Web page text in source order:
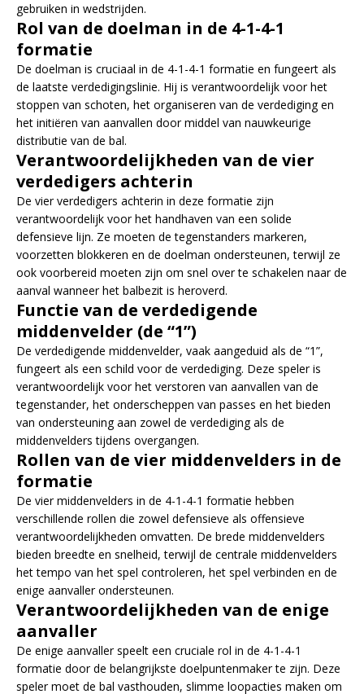
gebruiken in wedstrijden.
Rol van de doelman in de 4-1-4-1
formatie
De doelman is cruciaal in de 4-1-4-1 formatie en fungeert als
de laatste verdedigingslinie. Hij is verantwoordelijk voor het
stoppen van schoten, het organiseren van de verdediging en
het initiëren van aanvallen door middel van nauwkeurige
distributie van de bal.
Verantwoordelijkheden van de vier
verdedigers achterin
De vier verdedigers achterin in deze formatie zijn
verantwoordelijk voor het handhaven van een solide
defensieve lijn. Ze moeten de tegenstanders markeren,
voorzetten blokkeren en de doelman ondersteunen, terwijl ze
ook voorbereid moeten zijn om snel over te schakelen naar de
aanval wanneer het balbezit is heroverd.
Functie van de verdedigende
middenvelder (de “1”)
De verdedigende middenvelder, vaak aangeduid als de “1”,
fungeert als een schild voor de verdediging. Deze speler is
verantwoordelijk voor het verstoren van aanvallen van de
tegenstander, het onderscheppen van passes en het bieden
van ondersteuning aan zowel de verdediging als de
middenvelders tijdens overgangen.
Rollen van de vier middenvelders in de
formatie
De vier middenvelders in de 4-1-4-1 formatie hebben
verschillende rollen die zowel defensieve als offensieve
verantwoordelijkheden omvatten. De brede middenvelders
bieden breedte en snelheid, terwijl de centrale middenvelders
het tempo van het spel controleren, het spel verbinden en de
enige aanvaller ondersteunen.
Verantwoordelijkheden van de enige
aanvaller
De enige aanvaller speelt een cruciale rol in de 4-1-4-1
formatie door de belangrijkste doelpuntenmaker te zijn. Deze
speler moet de bal vasthouden, slimme loopacties maken om